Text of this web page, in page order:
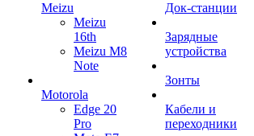
Meizu
Meizu
16th
Meizu M8
Note
Motorola
Edge 20
Pro
Док-станции
Зарядные
устройства
Зонты
Кабели и
переходники